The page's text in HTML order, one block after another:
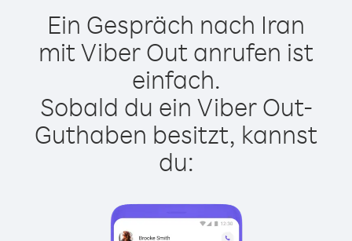
Ein Gespräch nach Iran
mit Viber Out anrufen ist
einfach.
Sobald du ein Viber Out-
Guthaben besitzt, kannst
du: